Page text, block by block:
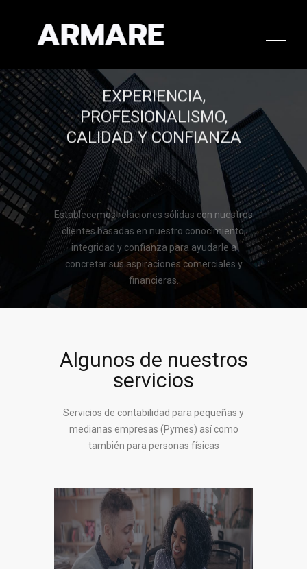
Llamar al 322 779 9188
EXPERIENCIA,
PROFESIONALISMO,
CALIDAD Y CONFIANZA
Establecemos relaciones sólidas con nuestros
clientes basadas en nuestro conocimiento,
integridad y confianza para ayudarle a
concretar sus aspiraciones comerciales y
financieras.
Llamar al 322 779 9188
CONTACTAR
Algunos de nuestros
servicios
Servicios de contabilidad para pequeñas y
medianas empresas (Pymes) así como
también para personas físicas